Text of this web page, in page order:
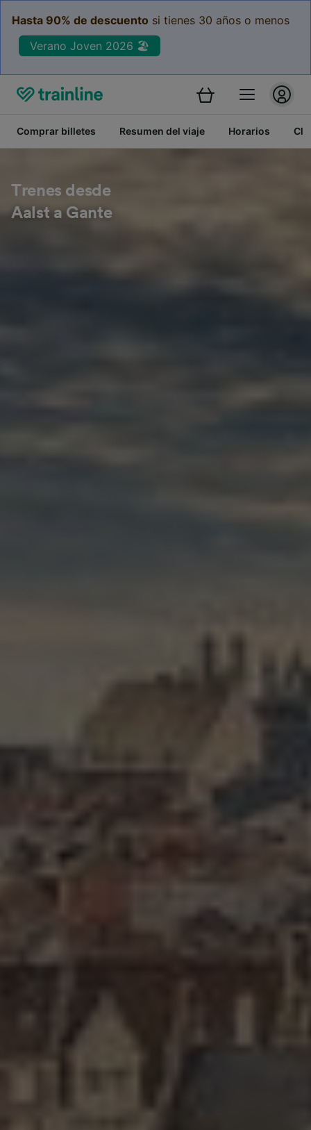
Hasta 90% de descuento si tienes 30 años o menos
Verano Joven 2026 🏖️
Comprar billetes Resumen del viaje Horarios
Trenes desde
Aalst a Gante